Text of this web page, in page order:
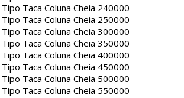
Taca Coluna Cheia 240000
Taca Coluna Cheia 250000
Taca Coluna Cheia 300000
Taca Coluna Cheia 350000
Taca Coluna Cheia 400000
Taca Coluna Cheia 450000
Taca Coluna Cheia 500000
Taca Coluna Cheia 550000